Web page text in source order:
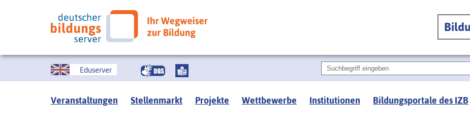
Eduserver
Veranstaltungen Stellenmarkt Projekte Wettbewerbe Institutionen Bildungsportale des IZB